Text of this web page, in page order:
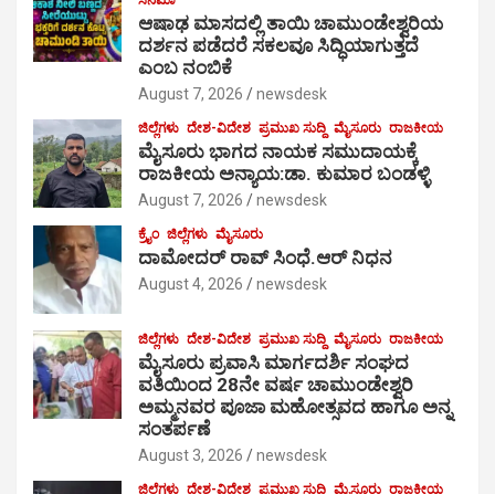
ಆಷಾಢ ಮಾಸದಲ್ಲಿ ತಾಯಿ ಚಾಮುಂಡೇಶ್ವರಿಯ
ದರ್ಶನ ಪಡೆದರೆ ಸಕಲವೂ ಸಿದ್ಧಿಯಾಗುತ್ತದೆ
ಎಂಬ ನಂಬಿಕೆ
August 7, 2026 newsdesk
ಜಿಲ್ಲೆಗಳು ದೇಶ-ವಿದೇಶ ಪ್ರಮುಖ ಸುದ್ದಿ ಮೈಸೂರು ರಾಜಕೀಯ
ಮೈಸೂರು ಭಾಗದ ನಾಯಕ ಸಮುದಾಯಕ್ಕೆ
ರಾಜಕೀಯ ಅನ್ಯಾಯ:ಡಾ. ಕುಮಾರ ಬಂಡಳ್ಳಿ
August 7, 2026 newsdesk
ಕ್ರೈಂ ಜಿಲ್ಲೆಗಳು ಮೈಸೂರು
ದಾಮೋದರ್ ರಾವ್ ಸಿಂಧೆ.ಆರ್ ನಿಧನ
August 4, 2026 newsdesk
ಜಿಲ್ಲೆಗಳು ದೇಶ-ವಿದೇಶ ಪ್ರಮುಖ ಸುದ್ದಿ ಮೈಸೂರು ರಾಜಕೀಯ
ಮೈಸೂರು ಪ್ರವಾಸಿ ಮಾರ್ಗದರ್ಶಿ ಸಂಘದ
ವತಿಯಿಂದ 28ನೇ ವರ್ಷ ಚಾಮುಂಡೇಶ್ವರಿ
ಅಮ್ಮನವರ ಪೂಜಾ ಮಹೋತ್ಸವದ ಹಾಗೂ ಅನ್ನ
ಸಂತರ್ಪಣೆ
August 3, 2026 newsdesk
ಜಿಲ್ಲೆಗಳು ದೇಶ-ವಿದೇಶ ಪ್ರಮುಖ ಸುದ್ದಿ ಮೈಸೂರು ರಾಜಕೀಯ